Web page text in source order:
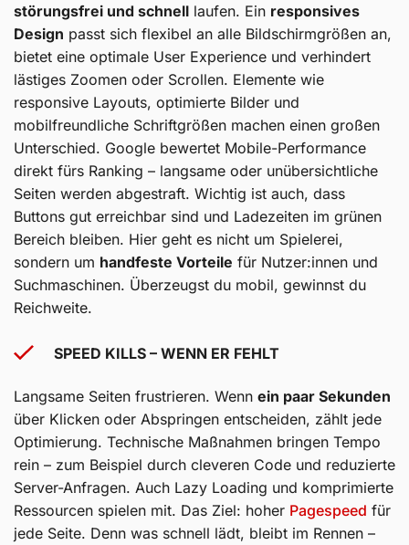
störungsfrei und schnell laufen. Ein responsives
Design passt sich flexibel an alle Bildschirmgrößen an,
bietet eine optimale User Experience und verhindert
lästiges Zoomen oder Scrollen. Elemente wie
responsive Layouts, optimierte Bilder und
mobilfreundliche Schriftgrößen machen einen großen
Unterschied. Google bewertet Mobile-Performance
direkt fürs Ranking – langsame oder unübersichtliche
Seiten werden abgestraft. Wichtig ist auch, dass
Buttons gut erreichbar sind und Ladezeiten im grünen
Bereich bleiben. Hier geht es nicht um Spielerei,
sondern um handfeste Vorteile für Nutzer:innen und
Suchmaschinen. Überzeugst du mobil, gewinnst du
Reichweite.
SPEED KILLS – WENN ER FEHLT
Langsame Seiten frustrieren. Wenn ein paar Sekunden
über Klicken oder Abspringen entscheiden, zählt jede
Optimierung. Technische Maßnahmen bringen Tempo
rein – zum Beispiel durch cleveren Code und reduzierte
Server-Anfragen. Auch Lazy Loading und komprimierte
Ressourcen spielen mit. Das Ziel: hoher Pagespeed für
jede Seite. Denn was schnell lädt, bleibt im Rennen –